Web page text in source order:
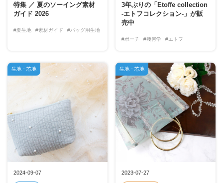
特集 ／ 夏のソーイング素材
ガイド 2026
#夏生地 #素材ガイド #バッグ用生地
3年ぶりの「Etoffe collection
-エトフコレクション-」が販
売中
#ポーチ #幾何学 #エトフ
2024-09-07
生地・芯地
2023-07-27
生地・芯地